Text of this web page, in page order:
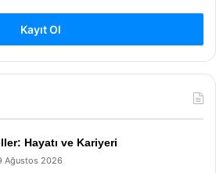
Kayıt Ol
Hayatı ve Kariyeri
Ağustos 2026